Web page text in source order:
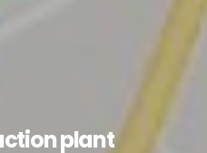
plant